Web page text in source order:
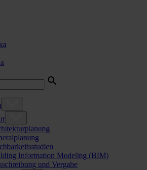
Information Modeling (BIM)
und Vergabe